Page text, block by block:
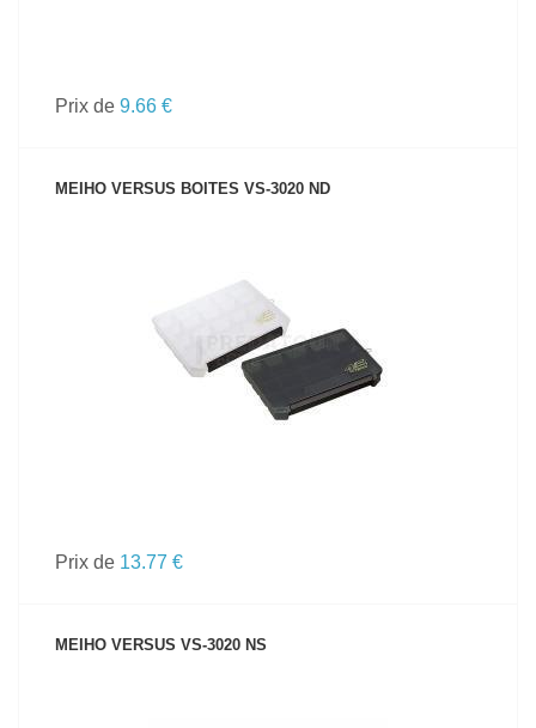
Prix de 9.66 €
MEIHO VERSUS BOITES VS-3020 ND
VOIR LE PRODUIT
Prix de 13.77 €
MEIHO VERSUS VS-3020 NS